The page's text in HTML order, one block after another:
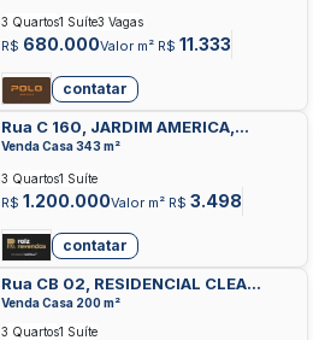
R$ 680.000Valor m² R$ 11.333
3 Quartos1 Suíte3 Vagas
contatar
Rua C 160, JARDIM AMERICA,
GOIANIA
Venda Casa 343 m²
R$ 1.200.000Valor m² R$ 3.498
3 Quartos1 Suíte
contatar
Rua CB 02, RESIDENCIAL CLEA
BORGES, GOIANIA
Venda Casa 200 m²
3 Quartos1 Suíte